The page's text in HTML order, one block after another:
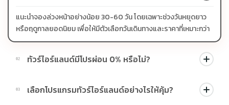
แนะนำจองล่วงหน้าอย่างน้อย 30-60 วัน โดยเฉพาะช่วงวันหยุดยาว
หรือฤดูกาลยอดนิยม เพื่อให้มีตัวเลือกวันเดินทางและราคาที่เหมาะกว่า
02 ทัวร์ไอร์แลนด์มีโปรผ่อน 0% หรือไม่?
บางโปรแกรมมีโปรผ่อน 0% หรือโปรโมชั่นบัตรเครดิตตามเงื่อนไขที่
บริษัทกำหนด สามารถดูสัญลักษณ์โปรโมชั่นในรายการทัวร์แต่ละ
03 เลือกโปรแกรมทัวร์ไอร์แลนด์อย่างไรให้คุ้ม?